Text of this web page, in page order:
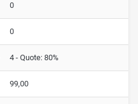
0
0
4 - Quote: 80%
99,00